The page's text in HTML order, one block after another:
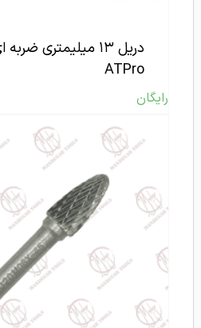
ATPro
رایگان